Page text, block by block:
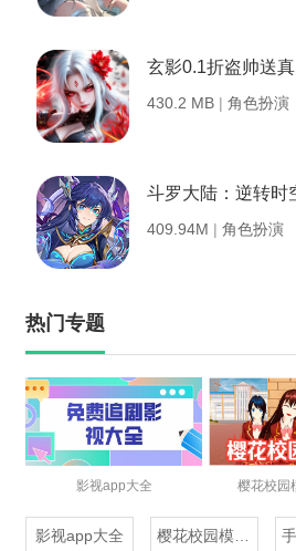
玄影0.1折盗帅送
430.2 MB | 角色扮演
斗罗大陆：逆转时
409.94M | 角色扮演
热门专题
影视app大全 樱花校园
影视app大全